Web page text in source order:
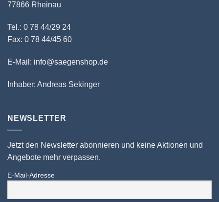
77866 Rheinau
Tel.: 0 78 44/29 24
Fax: 0 78 44/45 60
E-Mail: info@saegenshop.de
Inhaber: Andreas Sekinger
NEWSLETTER
Jetzt den Newsletter abonnieren und keine Aktionen und
Angebote mehr verpassen.
E-Mail-Adresse